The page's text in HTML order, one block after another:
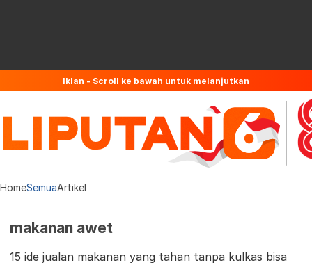
Iklan - Scroll ke bawah untuk melanjutkan
HomeSemuaArtikel
makanan awet
15 ide jualan makanan yang tahan tanpa kulkas bisa